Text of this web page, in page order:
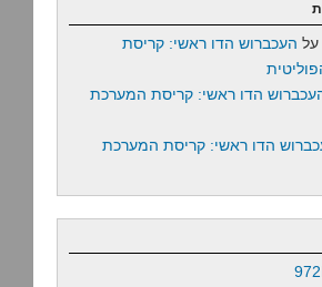
על העכברוש הדו ראשי: קריסת
הדו ראשי: קריסת המערכת
הדו ראשי: קריסת המערכת